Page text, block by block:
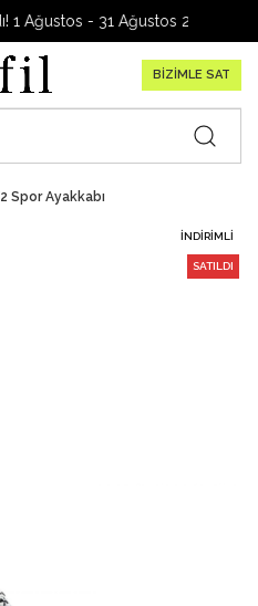
- 31 Ağustos 2026
BİZİMLE SAT
Spor Ayakkabı
İNDIRIMLI
SATILDI